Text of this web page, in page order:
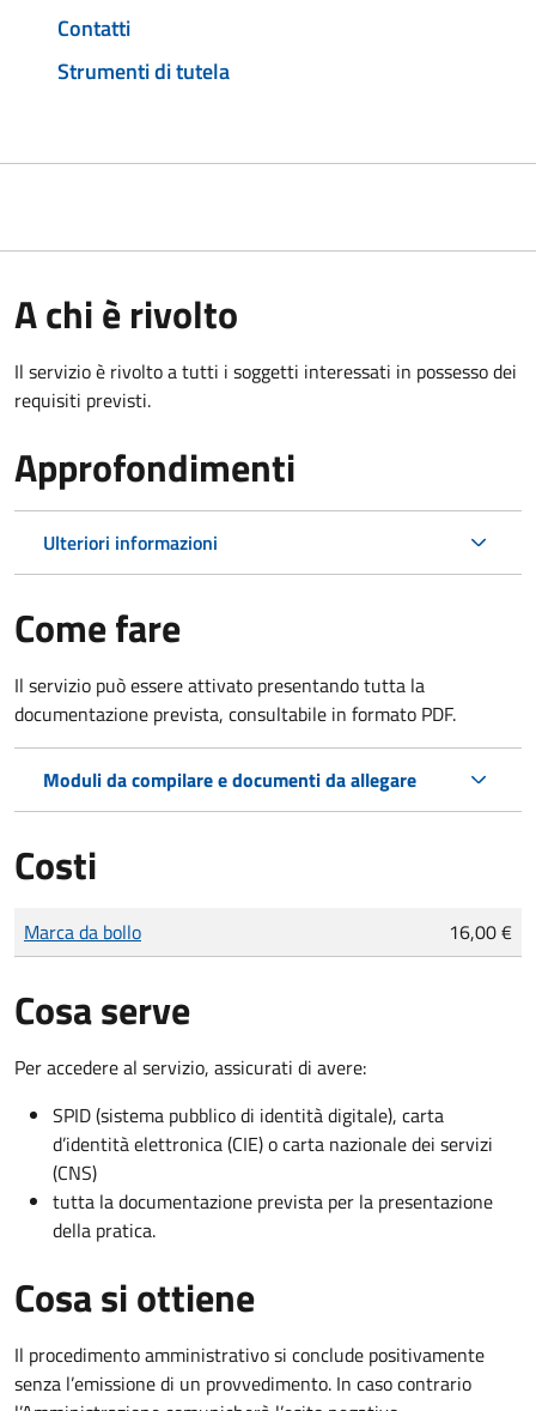
Contatti
Strumenti di tutela
A chi è rivolto
Il servizio è rivolto a tutti i soggetti interessati in possesso dei
requisiti previsti.
Approfondimenti
Ulteriori informazioni
Come fare
Il servizio può essere attivato presentando tutta la
documentazione prevista, consultabile in formato PDF.
Moduli da compilare e documenti da allegare
Costi
Tipo di pagamento
Importo
Marca da bollo 16,00 €
Cosa serve
Per accedere al servizio, assicurati di avere:
SPID (sistema pubblico di identità digitale), carta
d’identità elettronica (CIE) o carta nazionale dei servizi
(CNS)
tutta la documentazione prevista per la presentazione
della pratica.
Cosa si ottiene
Il procedimento amministrativo si conclude positivamente
senza l’emissione di un provvedimento. In caso contrario